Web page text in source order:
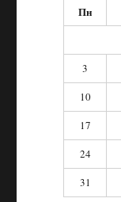
Пн
3
10
17
24
31